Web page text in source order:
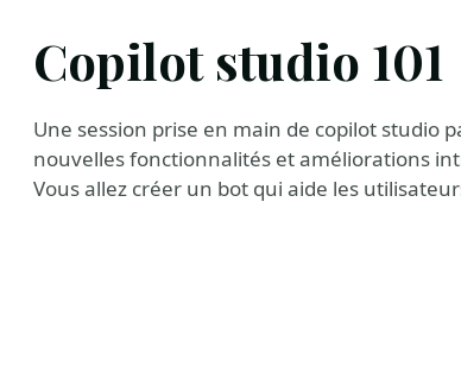
Copilot studio 101
Une session prise en main de copilot studio
nouvelles fonctionnalités et améliorations
Vous allez créer un bot qui aide les